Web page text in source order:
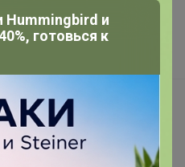
и
готовься к